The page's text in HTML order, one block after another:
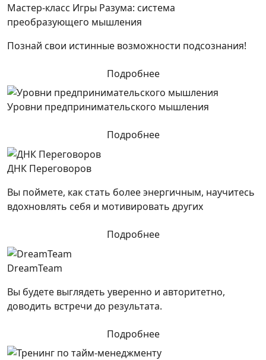
Мастер-класс Игры Разума: система
преобразующего мышления
Познай свои истинные возможности подсознания!
Подробнее
Уровни предпринимательского мышления
Подробнее
ДНК Переговоров
Вы поймете, как стать более энергичным, научитесь
вдохновлять себя и мотивировать других
Подробнее
DreamTeam
Вы будете выглядеть уверенно и авторитетно,
доводить встречи до результата.
Подробнее